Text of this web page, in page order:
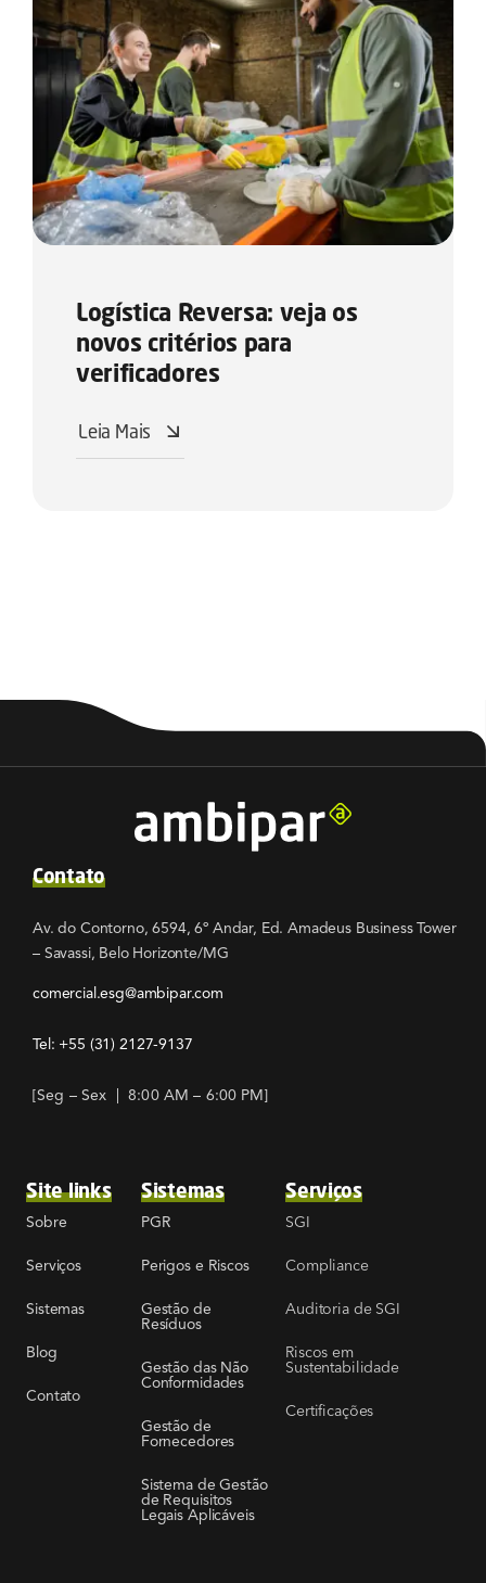
Logística Reversa: veja os
novos critérios para
verificadores
Leia Mais
Contato
Av. do Contorno, 6594, 6º Andar, Ed. Amadeus Business Tower
– Savassi, Belo Horizonte/MG
comercial.esg@ambipar.com
Tel: +55 (31) 2127-9137
[Seg – Sex | 8:00 AM – 6:00 PM]
Site links
Sobre
Serviços
Sistemas
Blog
Contato
Sistemas
PGR
Perigos e Riscos
Gestão de
Resíduos
Gestão das Não
Conformidades
Gestão de
Fornecedores
Sistema de Gestão
de Requisitos
Legais Aplicáveis
Serviços
SGI
Compliance
Auditoria de SGI
Riscos em
Sustentabilidade
Certificações